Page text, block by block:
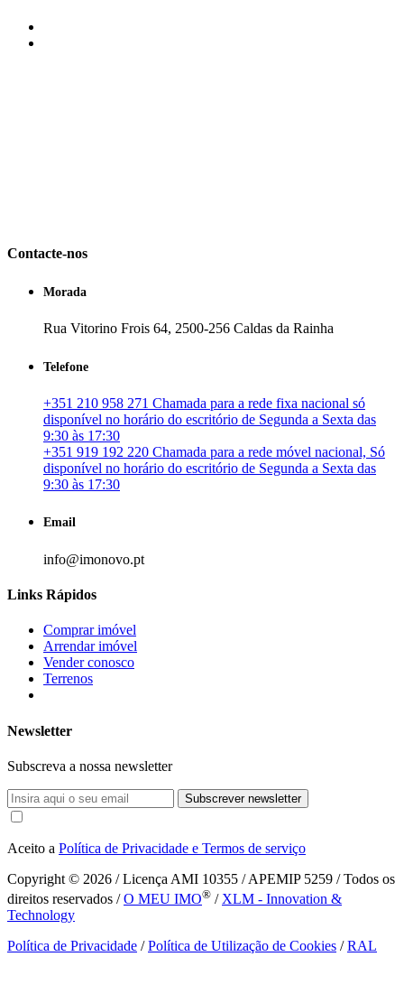
Contacte-nos
Morada
Rua Vitorino Frois 64, 2500-256 Caldas da Rainha
Telefone
+351 210 958 271 Chamada para a rede fixa nacional só
disponível no horário do escritório de Segunda a Sexta das
9:30 às 17:30
+351 919 192 220 Chamada para a rede móvel nacional, Só
disponível no horário do escritório de Segunda a Sexta das
9:30 às 17:30
Email
info@imonovo.pt
Links Rápidos
Comprar imóvel
Arrendar imóvel
Vender conosco
Terrenos
Newsletter
Subscreva a nossa newsletter
Subscrever newsletter
Aceito a Política de Privacidade e Termos de serviço
Copyright © 2026 / Licença AMI 10355 / APEMIP 5259 / Todos os
direitos reservados /O MEU IMO® / XLM - Innovation &
Technology
Política de Privacidade /Política de Utilização de Cookies /RAL